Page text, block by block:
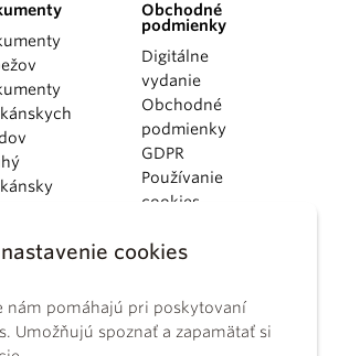
cookies
nám pomáhajú pri poskytovaní
Umožňujú spoznať a zapamätať si
Obchodné
podmienky
Digitálne
vydanie
Obchodné
podmienky
GDPR
Používanie
cookies